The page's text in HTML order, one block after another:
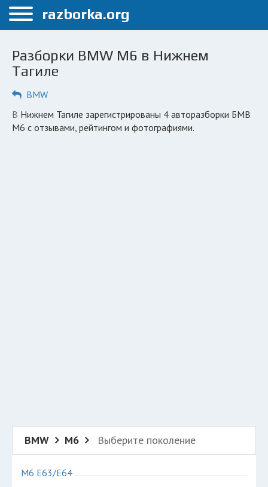
Меню
Нижний Тагил
Автосервисы
Разборки BMW M6 в Нижнем
Тагиле
BMW
в Нижнем Тагиле зарегистрированы 4 авторазборки БМВ
М6 с отзывами, рейтингом и фотографиями.
BMW M6 Выберите поколение
M6 E63/E64
razborka.org